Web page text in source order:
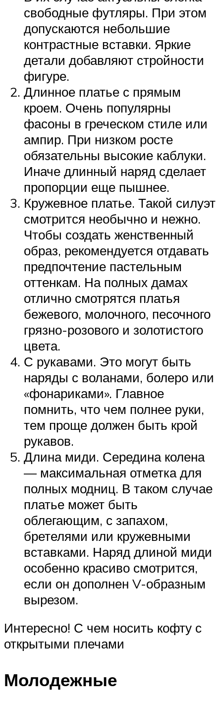
свободные футляры. При этом
допускаются небольшие
контрастные вставки. Яркие
детали добавляют стройности
фигуре.
Длинное платье с прямым
кроем. Очень популярны
фасоны в греческом стиле или
ампир. При низком росте
обязательны высокие каблуки.
Иначе длинный наряд сделает
пропорции еще пышнее.
Кружевное платье. Такой силуэт
смотрится необычно и нежно.
Чтобы создать женственный
образ, рекомендуется отдавать
предпочтение пастельным
оттенкам. На полных дамах
отлично смотрятся платья
бежевого, молочного, песочного
грязно-розового и золотистого
цвета.
С рукавами. Это могут быть
наряды с воланами, болеро или
«фонариками». Главное
помнить, что чем полнее руки,
тем проще должен быть крой
рукавов.
Длина миди. Середина колена
— максимальная отметка для
полных модниц. В таком случае
платье может быть
облегающим, с запахом,
бретелями или кружевными
вставками. Наряд длиной миди
особенно красиво смотрится,
если он дополнен V-образным
вырезом.
Интересно! С чем носить кофту с
открытыми плечами
Молодежные